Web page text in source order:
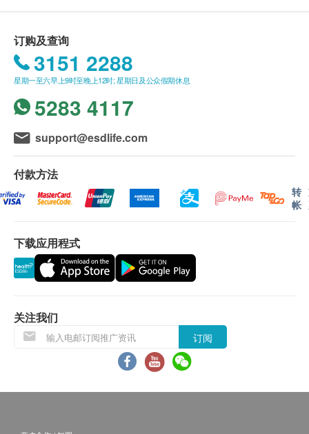
中成药注册编号
HKC-17567
使用方法
外用擦抹患处
成份
薄荷脑、水杨酸甲酯、薄荷油、丁香油、桉油、冰片
(合成龙脑)、樟脑、桂皮油
儿童使用本品前，应咨询中医师或医生意见。使用时
避免触及眼睛及黏膜。
运费。
我们将于确定订单后3-5个工作天内安排发货。
不排除运送时间会因节日而有所影响。 当八号烈
风讯号悬挂或黑色暴雨警告生效时，送货服务时间
将会延迟。
所有订单须视乎相关货品的供应情况再作最后确
认。 倘若健康网购health.ESDlife未能提供任何订
单上的货品，健康网购health.ESDlife有权拒绝接
受该订单，并且会于送货前透过电话或电邮通知顾
客再作安排。
保用：
货品质量保证，于顾客收到产品当日起计，使用期
应最少有9个月或以上。
退换条款：
当顾客收取已订购之货品时，有责任检查货品是否
有损毁情况，一经确认签收，恕不接受退换。
退换产品必须包装完整，如退换之产品有任何残缺
订购及查询
3151 2288
星期一至六早上9时至晚上12时; 星期日及公众假期休息
5283 4117
support@esdlife.com
付款方法
转
帐
下载应用程式
关注我们
订阅